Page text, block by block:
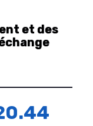
et des